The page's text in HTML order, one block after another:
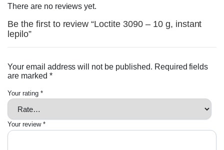
There are no reviews yet.
Be the first to review “Loctite 3090 – 10 g, instant
lepilo”
Your email address will not be published. Required fields
are marked *
Your rating *
Your review *